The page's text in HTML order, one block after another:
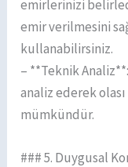
emirlerinizi
emir verilmesini
kullanabilirsiniz.
– **Teknik
analiz ederek
mümkündür.
### 5. Duygusal